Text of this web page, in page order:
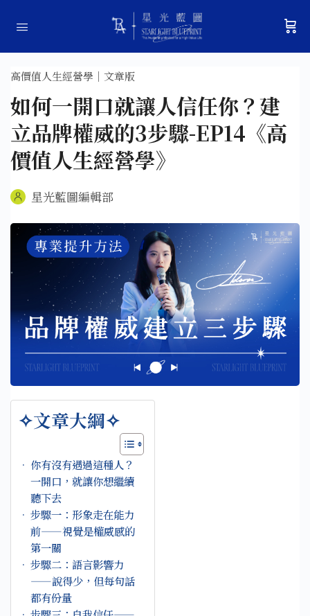
高價值人生經營學｜文章版
如何一開口就讓人信任你？建
立品牌權威的3步驟-EP14《高
價值人生經營學》
星光藍圖編輯部
✧文章大綱✧
你有沒有遇過這種人？
一開口，就讓你想繼續
聽下去
步驟一：形象走在能力
前——視覺是權威感的
第一關
步驟二：語言影響力
——說得少，但每句話
都有份量